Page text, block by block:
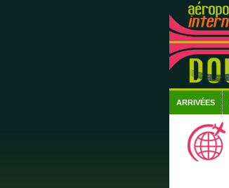
ARRIVÉES